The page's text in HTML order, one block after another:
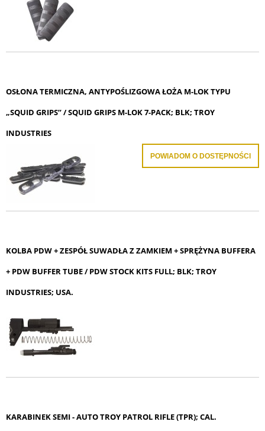
OSŁONA TERMICZNA, ANTYPOŚLIZGOWA ŁOŻA M-LOK TYPU
„SQUID GRIPS” / SQUID GRIPS M-LOK 7-PACK; BLK; TROY
INDUSTRIES
POWIADOM O DOSTĘPNOŚCI
KOLBA PDW + ZESPÓŁ SUWADŁA Z ZAMKIEM + SPRĘŻYNA BUFFERA
+ PDW BUFFER TUBE / PDW STOCK KITS FULL; BLK; TROY
INDUSTRIES; USA.
KARABINEK SEMI - AUTO TROY PATROL RIFLE (TPR); CAL.